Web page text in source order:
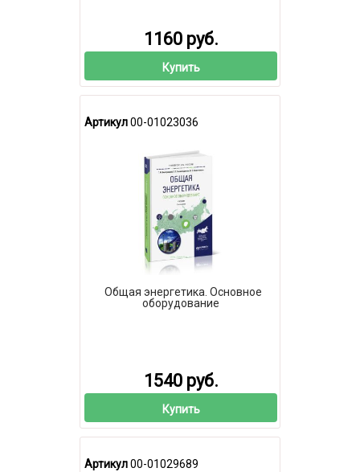
1160 руб.
Купить
Артикул00-01023036
Общая энергетика. Основное
оборудование
1540 руб.
Купить
Артикул00-01029689